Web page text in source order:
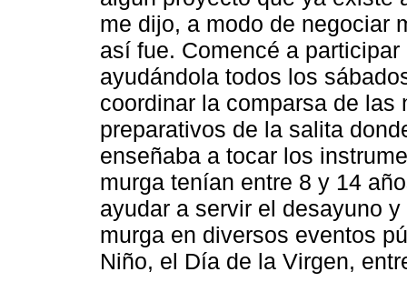
me dijo, a modo de negociar
así fue. Comencé a
ayudándola todos los
coordinar la comparsa de
preparativos de la salita
enseñaba a tocar los
murga tenían entre 8 y 14
ayudar a servir el desayuno
murga en diversos eventos
Niño, el Día de la Virgen,